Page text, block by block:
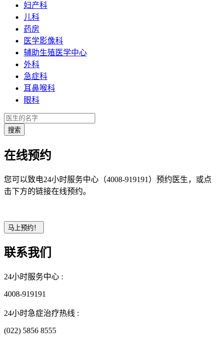
妇产科
儿科
药房
医学影像科
辅助生殖医学中心
外科
急症科
耳鼻喉科
眼科
在线预约
您可以致电24小时服务中心（4008-919191）预约医生，或点
击下方的链接在线预约。
联系我们
24小时服务中心 :
4008-919191
24小时急症治疗热线 :
(022) 5856 8555